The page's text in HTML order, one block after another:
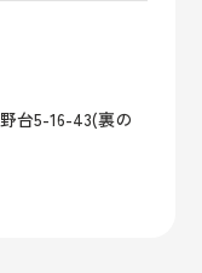
台5-16-43(裏の